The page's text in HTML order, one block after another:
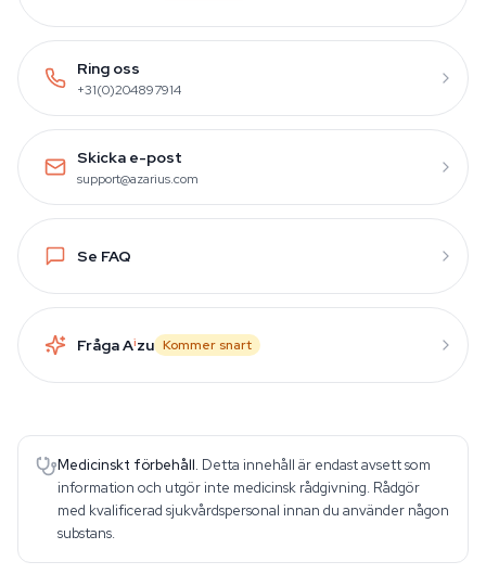
Ring oss
+31(0)204897914
Skicka e-post
support@azarius.com
Se FAQ
Fråga Aizu Kommer snart
Medicinskt förbehåll. Detta innehåll är endast avsett som
information och utgör inte medicinsk rådgivning. Rådgör
med kvalificerad sjukvårdspersonal innan du använder någon
substans.